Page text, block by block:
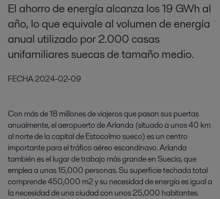
El ahorro de energía alcanza los 19 GWh al
año, lo que equivale al volumen de energía
anual utilizado por 2.000 casas
unifamiliares suecas de tamaño medio.
FECHA2024-02-09
Con más de 18 millones de viajeros que pasan sus puertas
anualmente, el aeropuerto de Arlanda (situado a unos 40 km
al norte de la capital de Estocolmo sueco) es un centro
importante para el tráfico aéreo escandinavo. Arlanda
también es el lugar de trabajo más grande en Suecia, que
emplea a unas 15,000 personas. Su superficie techada total
comprende 450,000 m2 y su necesidad de energía es igual a
la necesidad de una ciudad con unos 25,000 habitantes.